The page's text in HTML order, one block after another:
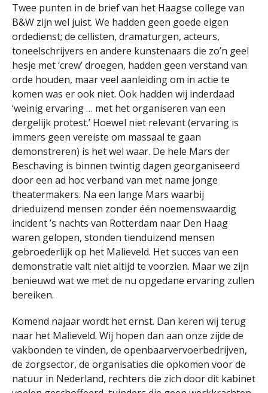
Twee punten in de brief van het Haagse college van
B&W zijn wel juist. We hadden geen goede eigen
ordedienst; de cellisten, dramaturgen, acteurs,
toneelschrijvers en andere kunstenaars die zo’n geel
hesje met ‘crew’ droegen, hadden geen verstand van
orde houden, maar veel aanleiding om in actie te
komen was er ook niet. Ook hadden wij inderdaad
‘weinig ervaring … met het organiseren van een
dergelijk protest.’ Hoewel niet relevant (ervaring is
immers geen vereiste om massaal te gaan
demonstreren) is het wel waar. De hele Mars der
Beschaving is binnen twintig dagen georganiseerd
door een ad hoc verband van met name jonge
theatermakers. Na een lange Mars waarbij
drieduizend mensen zonder één noemenswaardig
incident ’s nachts van Rotterdam naar Den Haag
waren gelopen, stonden tienduizend mensen
gebroederlijk op het Malieveld. Het succes van een
demonstratie valt niet altijd te voorzien. Maar we zijn
benieuwd wat we met de nu opgedane ervaring zullen
bereiken.
Komend najaar wordt het ernst. Dan keren wij terug
naar het Malieveld. Wij hopen dan aan onze zijde de
vakbonden te vinden, de openbaarvervoerbedrijven,
de zorgsector, de organisaties die opkomen voor de
natuur in Nederland, rechters die zich door dit kabinet